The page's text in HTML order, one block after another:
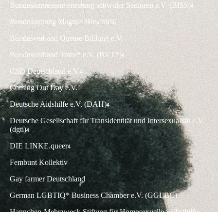
Bundesinteressenvertretung schwuler Senioren e.V. (BISS)4
Bundesstiftung Magnus Hirschfeld
Bundesverband Queere Bildung e.V.
Bundesverband Trans* e.V. (BVT*)4
CSD Deutschland e.V.4
Coming Out Day e.V.
Deutsche Aidshilfe e.V. (DAH)4
Deutsche Gesellschaft für Transidentität und Intersexualität e.V.
(dgti)4
DIE LINKE.queer4
Fembunt Kollektiv
Gay farmer Deutschland
German LGBTIQ* Business Chamber e.V. (GGLBC)